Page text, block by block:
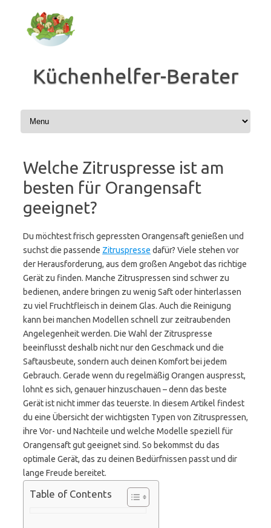
springen
Küchenhelfer-Berater
Welche Zitruspresse ist am
besten für Orangensaft
geeignet?
Du möchtest frisch gepressten Orangensaft genießen und
suchst die passende Zitruspresse dafür? Viele stehen vor
der Herausforderung, aus dem großen Angebot das richtige
Gerät zu finden. Manche Zitruspressen sind schwer zu
bedienen, andere bringen zu wenig Saft oder hinterlassen
zu viel Fruchtfleisch in deinem Glas. Auch die Reinigung
kann bei manchen Modellen schnell zur zeitraubenden
Angelegenheit werden. Die Wahl der Zitruspresse
beeinflusst deshalb nicht nur den Geschmack und die
Saftausbeute, sondern auch deinen Komfort bei jedem
Gebrauch. Gerade wenn du regelmäßig Orangen auspresst,
lohnt es sich, genauer hinzuschauen – denn das beste
Gerät ist nicht immer das teuerste. In diesem Artikel findest
du eine Übersicht der wichtigsten Typen von Zitruspressen,
ihre Vor- und Nachteile und welche Modelle speziell für
Orangensaft gut geeignet sind. So bekommst du das
optimale Gerät, das zu deinen Bedürfnissen passt und dir
lange Freude bereitet.
Table of Contents